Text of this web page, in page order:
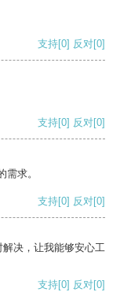
支持[0] 反对[0]
支持[0] 反对[0]
求。
支持[0] 反对[0]
决，让我能够安心工
支持[0] 反对[0]